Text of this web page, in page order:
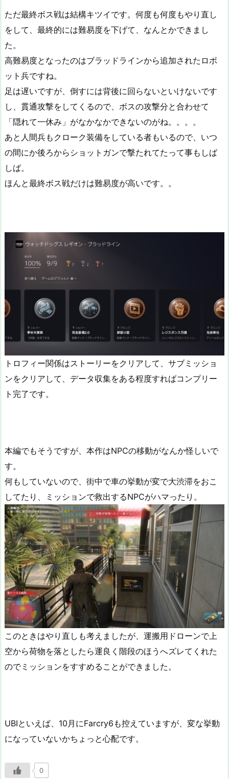
ただ最終ボス戦は結構キツイです。何度も何度もやり直し
をして、最終的には難易度を下げて、なんとかできまし
た。
高難易度となったのはブラッドラインから追加されたロボ
ット兵ですね。
足は遅いですが、倒すには背後に回らないといけないです
し、貫通攻撃をしてくるので、ボスの攻撃分と合わせて
「隠れて一休み」がなかなかできないのがね。。。。
あと人間兵もクローク装備をしている者もいるので、いつ
の間にか後ろからショットガンで撃たれてたって事もしば
しば。
ほんと最終ボス戦だけは難易度が高いです。。
トロフィー関係はストーリーをクリアして、サブミッショ
ンをクリアして、データ収集をある程度すればコンプリー
ト完了です。
本編でもそうですが、本作はNPCの移動がなんか怪しいで
す。
何もしていないので、街中で車の挙動が変で大渋滞をおこ
してたり、ミッションで救出するNPCがハマったり。
このときはやり直しも考えましたが、運搬用ドローンで上
空から荷物を落としたら運良く階段のほうへズレてくれた
のでミッションをすすめることができました。
UBIといえば、10月にFarcry6も控えていますが、変な挙動
になっていないかちょっと心配です。
0